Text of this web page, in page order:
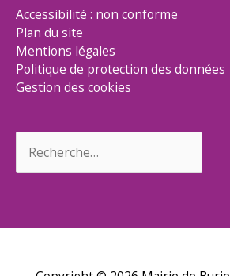
Accessibilité : non conforme
Plan du site
Mentions légales
Politique de protection des données
Gestion des cookies